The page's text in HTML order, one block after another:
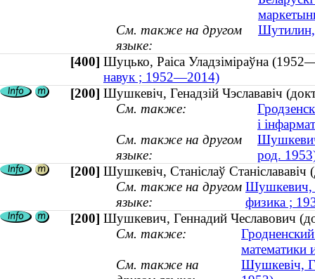
См. также на другом
языке:
Шутилин,
[400] Шуцько, Раіса Уладзіміраўна
навук ; 1952—2014)
[200] Шушкевіч, Генадзій Чэслававіч
См. также:
і
См. также на другом
языке:
род.
[200] Шушкевіч, Станіслаў
См. также на другом
языке:
Шушкевич,
физика ;
[200] Шушкевич, Геннадий Чеславович
См. также:
математики
См. также на
Шушкевіч,